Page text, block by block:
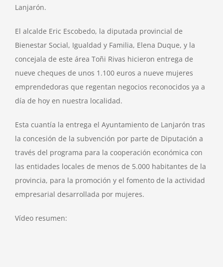
Lanjarón.
El alcalde Eric Escobedo, la diputada provincial de
Bienestar Social, Igualdad y Familia, Elena Duque, y la
concejala de este área Toñi Rivas hicieron entrega de
nueve cheques de unos 1.100 euros a nueve mujeres
emprendedoras que regentan negocios reconocidos ya a
día de hoy en nuestra localidad.
Esta cuantía la entrega el Ayuntamiento de Lanjarón tras
la concesión de la subvención por parte de Diputación a
través del programa para la cooperación económica con
las entidades locales de menos de 5.000 habitantes de la
provincia, para la promoción y el fomento de la actividad
empresarial desarrollada por mujeres.
Vídeo resumen: